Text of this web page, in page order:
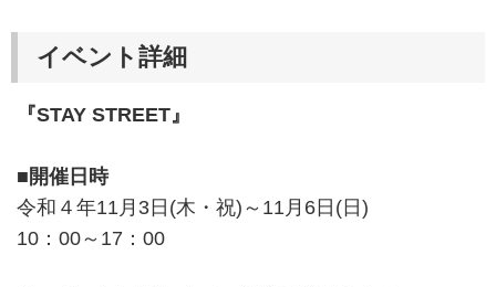
イベント詳細
『STAY STREET』
■開催日時
令和４年11月3日(木・祝)～11月6日(日)
10：00～17：00